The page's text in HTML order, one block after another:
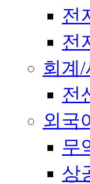
전
전
회계
전
외국
무
상